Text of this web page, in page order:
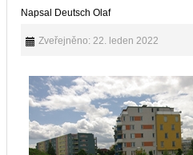
Napsal Deutsch Olaf
Zveřejněno: 22. leden 2022